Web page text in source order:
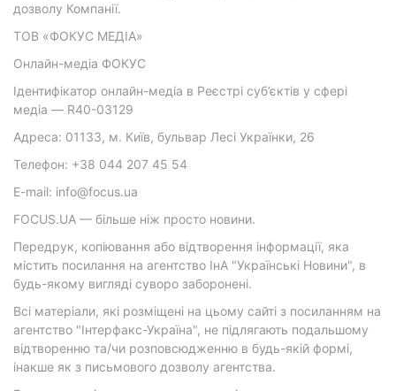
дозволу Компанії.
ТОВ «ФОКУС МЕДІА»
Онлайн-медіа ФОКУС
Ідентифікатор онлайн-медіа в Реєстрі суб’єктів у сфері
медіа — R40-03129
Адреса: 01133, м. Київ, бульвар Лесі Українки, 26
Телефон: +38 044 207 45 54
E-mail: info@focus.ua
FOCUS.UA — більше ніж просто новини.
Передрук, копіювання або відтворення інформації, яка
містить посилання на агентство ІнА "Українські Новини", в
будь-якому вигляді суворо заборонені.
Всі матеріали, які розміщені на цьому сайті з посиланням на
агентство "Інтерфакс-Україна", не підлягають подальшому
відтворенню та/чи розповсюдженню в будь-якій формі,
інакше як з письмового дозволу агентства.